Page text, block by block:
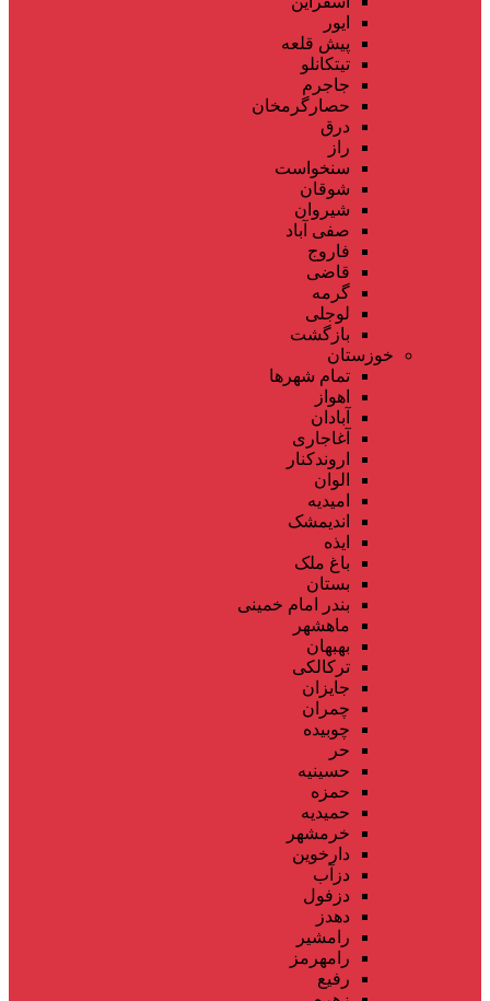
ایور
پیش قلعه
تیتکانلو
جاجرم
حصارگرمخان
درق
راز
سنخواست
شوقان
شیروان
صفی آباد
فاروج
قاضی
گرمه
لوجلی
بازگشت
خوزستان
تمام شهر‌ها
اهواز
آبادان
آغاجاری
اروندکنار
الوان
امیدیه
اندیمشک
ایذه
باغ ملک
بستان
بندر امام خمینی
ماهشهر
بهبهان
ترکالکی
جایزان
چمران
چوبیده
حر
حسینیه
حمزه
حمیدیه
خرمشهر
دارخوین
دزآب
دزفول
دهدز
رامشیر
رامهرمز
رفیع